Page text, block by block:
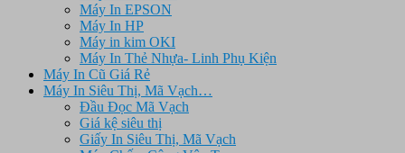
Máy In EPSON
Máy In HP
Máy in kim OKI
Máy In Thẻ Nhựa- Linh Phụ Kiện
Máy In Cũ Giá Rẻ
Máy In Siêu Thị, Mã Vạch…
Đầu Đọc Mã Vạch
Giá kệ siêu thị
Giấy In Siêu Thị, Mã Vạch